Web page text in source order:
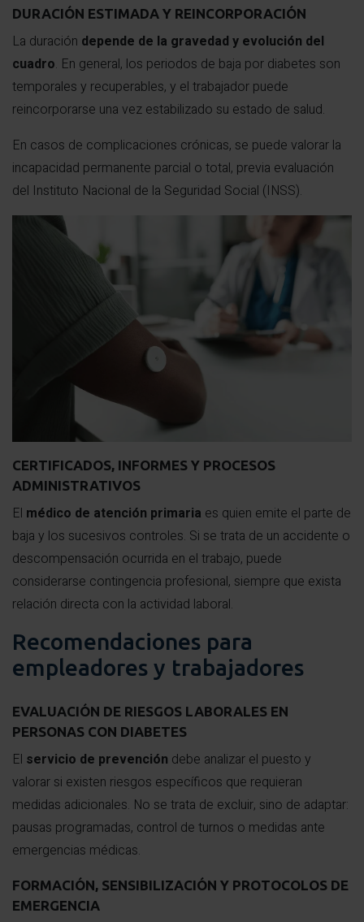
DURACIÓN ESTIMADA Y REINCORPORACIÓN
La duración depende de la gravedad y evolución del
cuadro. En general, los periodos de baja por diabetes son
temporales y recuperables, y el trabajador puede
reincorporarse una vez estabilizado su estado de salud.
En casos de complicaciones crónicas, se puede valorar la
incapacidad permanente parcial o total, previa evaluación
del Instituto Nacional de la Seguridad Social (INSS).
CERTIFICADOS, INFORMES Y PROCESOS
ADMINISTRATIVOS
El médico de atención primaria es quien emite el parte de
baja y los sucesivos controles. Si se trata de un accidente o
descompensación ocurrida en el trabajo, puede
considerarse contingencia profesional, siempre que exista
relación directa con la actividad laboral.
Recomendaciones para
empleadores y trabajadores
EVALUACIÓN DE RIESGOS LABORALES EN
PERSONAS CON DIABETES
El servicio de prevención debe analizar el puesto y
valorar si existen riesgos específicos que requieran
medidas adicionales. No se trata de excluir, sino de adaptar:
pausas programadas, control de turnos o medidas ante
emergencias médicas.
FORMACIÓN, SENSIBILIZACIÓN Y PROTOCOLOS DE
EMERGENCIA